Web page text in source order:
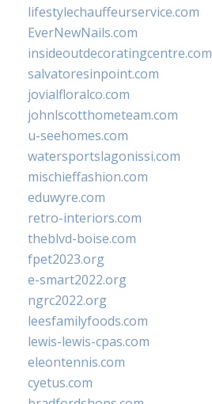
lifestylechauffeurservice.com
EverNewNails.com
insideoutdecoratingcentre.com
salvatoresinpoint.com
jovialfloralco.com
johnlscotthometeam.com
u-seehomes.com
watersportslagonissi.com
mischieffashion.com
eduwyre.com
retro-interiors.com
theblvd-boise.com
fpet2023.org
e-smart2022.org
ngrc2022.org
leesfamilyfoods.com
lewis-lewis-cpas.com
eleontennis.com
cyetus.com